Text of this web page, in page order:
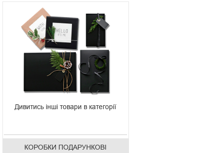
Дивитись інші товари в категорії
КОРОБКИ ПОДАРУНКОВІ